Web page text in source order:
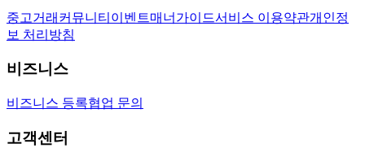
중고거래 커뮤니티 이벤트매너가이드서비스 이용약관개인정
보 처리방침
비즈니스
비즈니스 등록협업 문의
고객센터